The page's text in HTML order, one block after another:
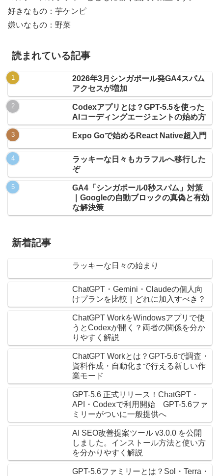
好きなもの：芋ケンピ
嫌いなもの：野菜
読まれている記事
2026年3月シンガポール発GA4スパム
アクセスが増加
Codexアプリとは？GPT-5.5を使った
AIコーディングエージェントの始め方
Expo Goで始めるReact Native超入門
ラッキーな日々もカラフルへ移行した
ぞ
GA4「シンガポール0秒スパム」対策
｜Googleの自動ブロックの真偽と有効
な解決策
新着記事
ラッキーな日々の始まり
ChatGPT・Gemini・Claudeの個人向
けプランを比較｜どれに加入すべき？
ChatGPT WorkをWindowsアプリで使
うとCodexが開く？両者の関係を分か
りやすく解説
ChatGPT Workとは？GPT-5.6で調査・
資料作成・自動化まで行える新しい作
業モード
GPT-5.6 正式リリース！ChatGPT・
API・Codexで利用開始 GPT-5.6ファ
ミリーがついに一般提供へ
AI SEO改善提案ツール v3.0.0 を公開
しました。インストール方法と使い方
を分かりやすく解説
GPT-5.6ファミリーとは？Sol・Terra・